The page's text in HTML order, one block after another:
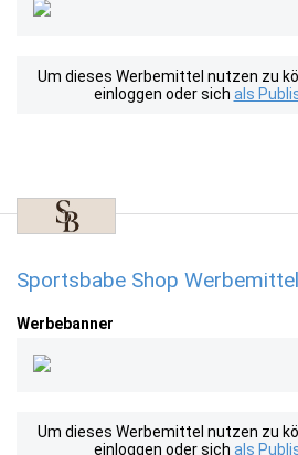
Um dieses Werbemittel nutzen zu
einloggen oder sich als
Sportsbabe Shop
Werbebanner
Um dieses Werbemittel nutzen zu
einloggen oder sich als